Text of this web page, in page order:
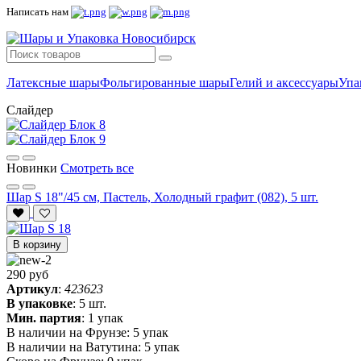
Написать нам
Латексные шарыФольгированные шарыГелий и аксессуары
Слайдер
Новинки Смотреть все
Шар S 18"/45 см, Пастель, Холодный графит (082), 5 шт.
В корзину
290 руб
Артикул: 423623
В упаковке: 5 шт.
Мин. партия: 1 упак
В наличии на Фрунзе: 5 упак
В наличии на Ватутина: 5 упак